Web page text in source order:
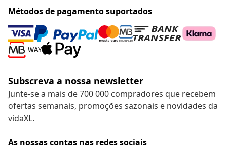
Métodos de pagamento suportados
Subscreva a nossa newsletter
Junte-se a mais de 700 000 compradores que recebem
ofertas semanais, promoções sazonais e novidades da
vidaXL.
As nossas contas nas redes sociais